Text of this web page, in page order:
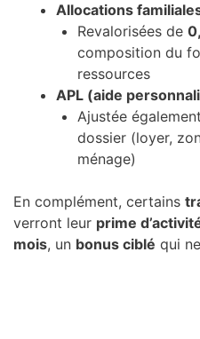
Allocations
Revalorisées de
composition du
ressources
APL (aide
Ajustée
dossier (loyer,
ménage)
En complément, certains
verront leur prime
mois, un bonus ciblé qui